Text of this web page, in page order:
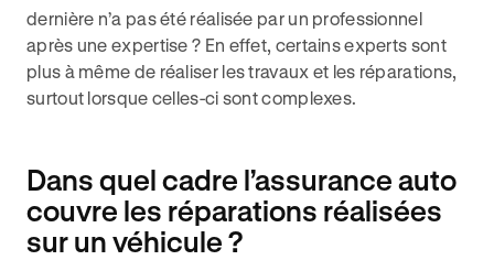
dernière n’a pas été réalisée par un professionnel
après une expertise ? En effet, certains experts sont
plus à même de réaliser les travaux et les réparations,
surtout lorsque celles-ci sont complexes.
Dans quel cadre l’assurance auto
couvre les réparations réalisées
sur un véhicule ?